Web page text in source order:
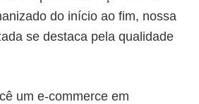
do início ao fim, nossa
se destaca pela qualidade
um e-commerce em